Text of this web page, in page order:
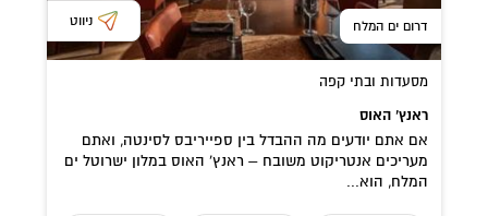
דרום ים המלח ניווט
מסעדות ובתי קפה
ראנץ’ האוס
אם אתם יודעים מה ההבדל בין ספייריבס לסינטה, ואתם
מעריכים אנטריקוט משובח – ראנץ’ האוס במלון ישרוטל ים
המלח, הוא...